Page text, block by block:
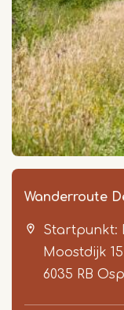
Wanderroute
Startpunkt:
Moostdijk 15
6035 RB